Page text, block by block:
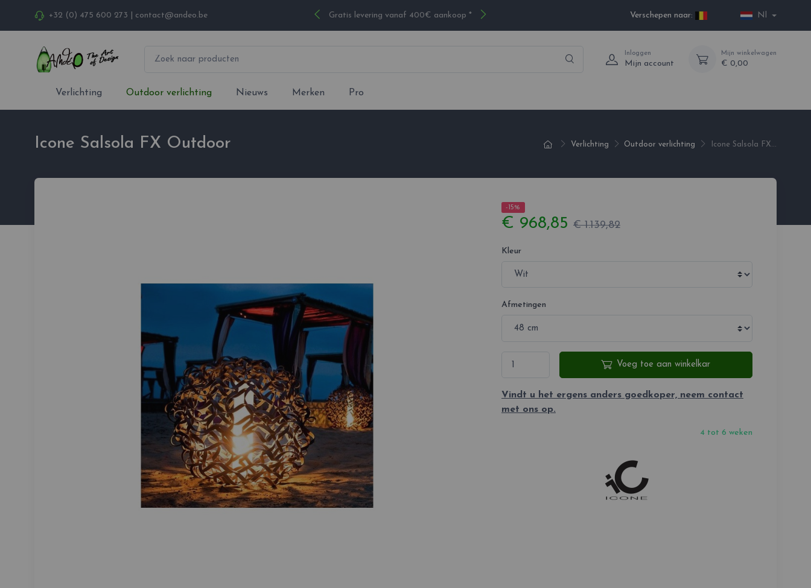
+32 (0) 475 600 273 contact@andeo.be Gratis levering vanaf 400€ aankoop * Verschepen naar: Nl
Inloggen
Mijn account
Mijn winkelwagen
€ 0,00
Verlichting Outdoor verlichting Nieuws Merken Pro
Verlichting Outdoor verlichting Icone Salsola FX...
Icone Salsola FX Outdoor
-15%
€ 968,85 € 1.139,82
Kleur
Afmetingen
Voeg toe aan winkelkar
Vindt u het ergens anders goedkoper, neem contact
met ons op.
4 tot 6 weken